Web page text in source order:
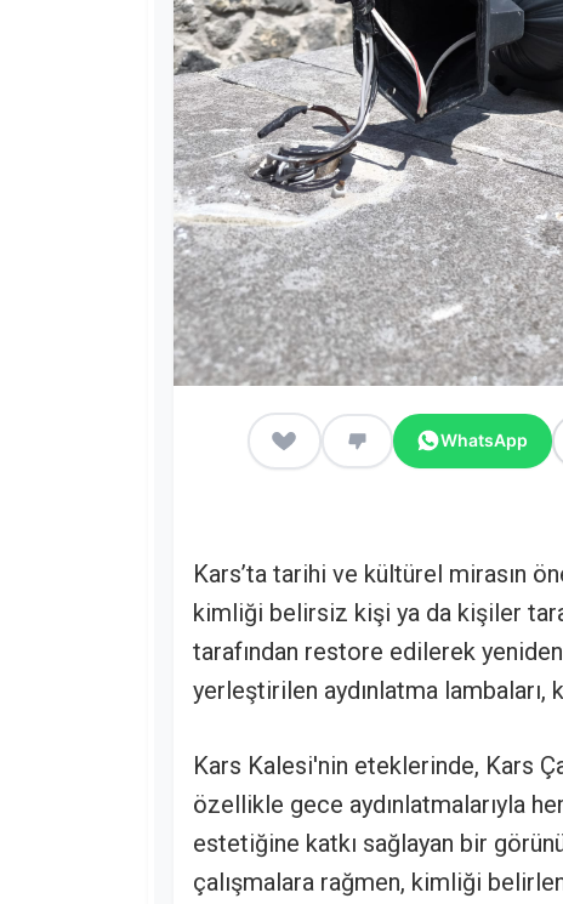
WhatsApp
Kars’ta tarihi ve kültürel mirasın
kimliği belirsiz kişi ya da kişiler
tarafından restore edilerek
yerleştirilen aydınlatma lambaları,
Kars Kalesi'nin eteklerinde, Kars
özellikle gece aydınlatmalarıyla
estetiğine katkı sağlayan bir
çalışmalara rağmen, kimliği